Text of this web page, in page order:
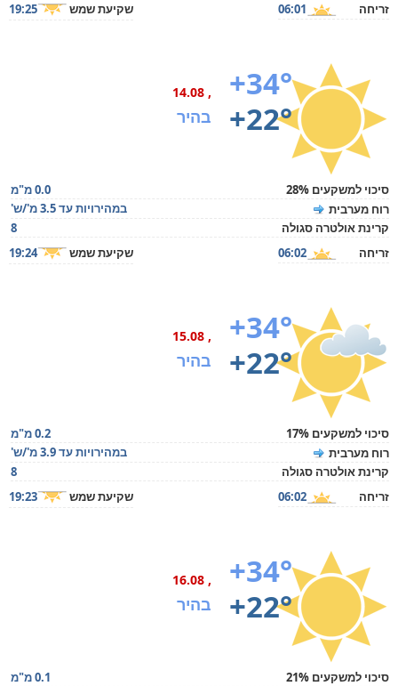
זריחה
06:01 שקיעת שמש 19:25
+34°
+22°
, 14.08
בהיר
סיכוי למשקעים 28%
0.0 מ"מ
רוח מערבית
במהירויות עד 3.5 מ'/ש'
קרינת אולטרה סגולה
8
זריחה
06:02 שקיעת שמש 19:24
+34°
+22°
, 15.08
בהיר
סיכוי למשקעים 17%
0.2 מ"מ
רוח מערבית
במהירויות עד 3.9 מ'/ש'
קרינת אולטרה סגולה
8
זריחה
06:02 שקיעת שמש 19:23
+34°
+22°
, 16.08
בהיר
סיכוי למשקעים 21%
0.1 מ"מ